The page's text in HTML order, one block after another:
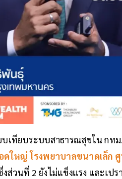
บเทียบระบบสาธารณสุขใน กท
อดใหญ่ โรงพยาบาลขนาดเ
งส่วนที่ 2 ยังไม่แข็งแรง และเป